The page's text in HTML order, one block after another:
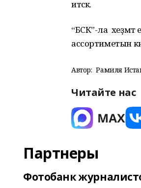
итәсәк.
“БСК”-ла
ассортиметын
Автор: Рамиля
Читайте нас
Партнеры
Фотобанк